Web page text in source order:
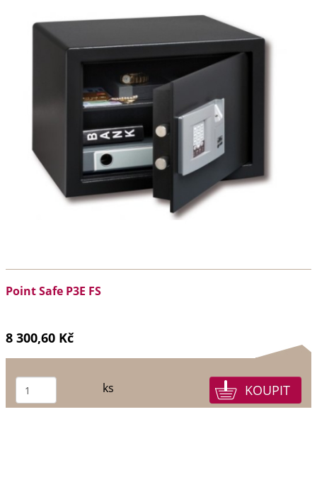
Point Safe P3E FS
8 300,60 Kč
ks